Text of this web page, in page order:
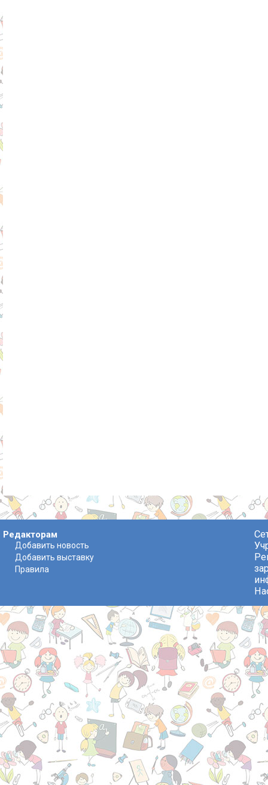
Редакторам
Добавить новость
Добавить выставку
Правила